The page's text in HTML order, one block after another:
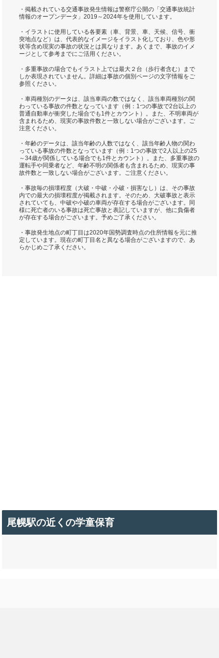
・掲載されている交通事故発生情報は警察庁公開の「交通事故統計
情報のオープンデータ」2019～2024年を使用しています。
・イラストに使用している各要素（車、背景、車、天候、信号、衝
突地点など）は、代表的なイメージをイラスト化しており、色や形
状等含め現実の事故の状況とは異なります。あくまで、事故のイメ
ージとして参考までにご活用ください。
・多重事故の場合でもイラスト上では最大２台（歩行者含む）まで
しか表現されていません。詳細は事故の個別ページの文字情報をご
参照ください。
・車両種別のデータは、該当車両の数ではなく、該当車両種別の関
わっている事故の件数となっています（例：1つの事故で2台以上の
普通自動車が衝突した場合でも1件とカウント）。また、不明車両が
含まれるため、現実の事故件数と一致しない場合がございます。ご
注意ください。
・年齢のデータは、該当年齢の人数ではなく、該当年齢人物の関わ
っている事故の件数となっています（例：1つの事故で2人以上の25
～34歳が関係している場合でも1件とカウント）。また、多重事故の
運転手や同乗者など、年齢不明の関係者も含まれるため、現実の事
故件数と一致しない場合がございます。ご注意ください。
・事故毎の損壊程度（大破・中破・小破・損害なし）は、その事故
内での最大の損壊程度が掲載されます。そのため、大破事故と表示
されていても、中破や小破の車両が存在する場合がございます。同
様に死亡者のいる事故は死亡事故と表記していますが、他に負傷者
が存在する場合がございます。予めご了承ください。
・事故発生地点の町丁目は2020年国勢調査時点の住所情報を元に推
定しています。現在の町丁目名と異なる場合がございますので、あ
らかじめご了承ください。
尾幌駅の近くの学童保育